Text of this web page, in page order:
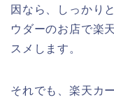
因なら、しっかり
ウダーのお店で楽
スメします。
それでも、楽天カ